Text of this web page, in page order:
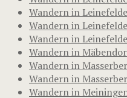
Wandern in
Wandern in
Wandern in
Wandern in
Wandern in
Wandern in
Wandern in